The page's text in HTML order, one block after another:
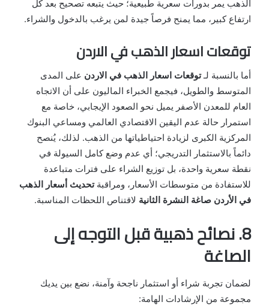
الذهب يمر بدورات سعرية طبيعية؛ حيث يتبعه تصحيح بعد كل
ارتفاع كبير، مما يمنح فرصاً جيدة لمن يرغب بالدخول والشراء.
توقعات اسعار الذهب في الاردن
أما بالنسبة لـتوقعات اسعار الذهب في الاردن على المدى
المتوسط والطويل، فيجمع الخبراء الماليون على أن الاتجاه
العام للمعدن الأصفر يميل نحو الصعود الإيجابي، خاصة مع
استمرار حالة عدم اليقين الاقتصادي العالمي ومساعي البنوك
المركزية الكبرى لزيادة احتياطياتها من الذهب. لذلك، يُنصح
دائماً بالاستثمار التدريجي؛ أي عدم وضع كامل السيولة في
نقطة سعرية واحدة، بل توزيع الشراء على فترات متباعدة
للاستفادة من متوسطات الأسعار، ومراقبةتحديث أسعار الذهب
في الأردن صاغة النشرة الثانية لاقتناص اللحظات المناسبة.
8. نصائح ذهبية قبل التوجه إلى
الصاغة
لضمان تجربة شراء أو استثمار ناجحة وآمنة، نضع بين يديك
مجموعة من الإرشادات الهامة: